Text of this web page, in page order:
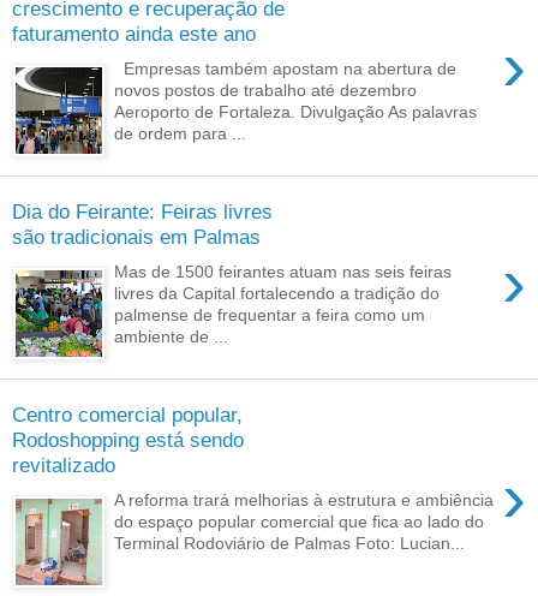
crescimento e recuperação de
faturamento ainda este ano
›
Empresas também apostam na abertura de
novos postos de trabalho até dezembro
Aeroporto de Fortaleza. Divulgação As palavras
de ordem para ...
Dia do Feirante: Feiras livres
são tradicionais em Palmas
›
Mas de 1500 feirantes atuam nas seis feiras
livres da Capital fortalecendo a tradição do
palmense de frequentar a feira como um
ambiente de ...
Centro comercial popular,
Rodoshopping está sendo
revitalizado
›
A reforma trará melhorias à estrutura e ambiência
do espaço popular comercial que fica ao lado do
Terminal Rodoviário de Palmas Foto: Lucian...